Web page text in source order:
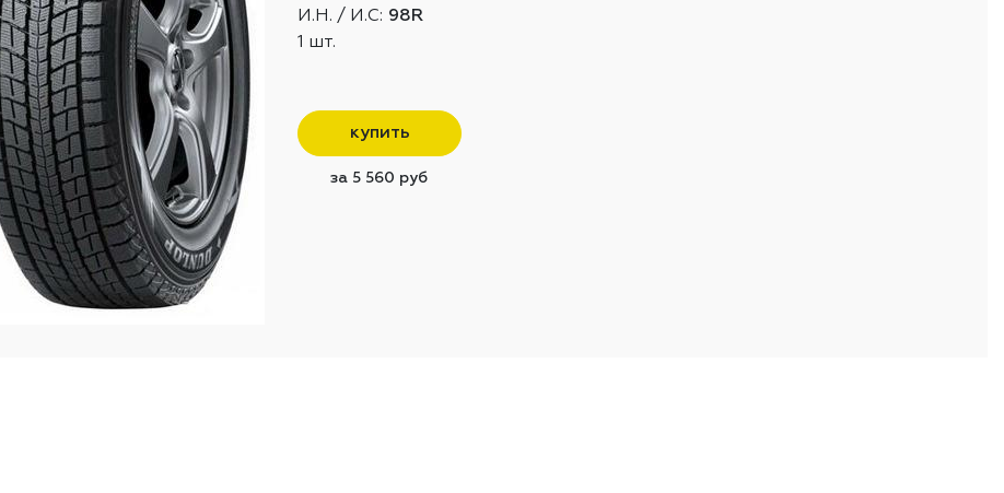
И.Н. / И.С: 98R
1 шт.
купить
за 5 560 руб